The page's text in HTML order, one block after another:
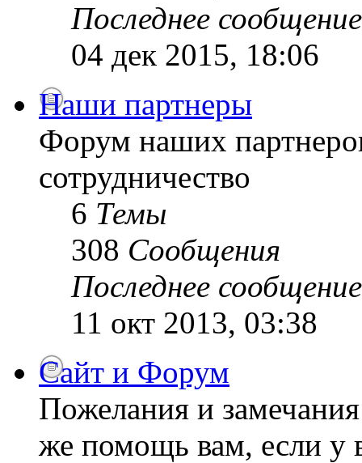
Последнее сообщение
04 дек 2015, 18:06
Наши партнеры
Форум наших
сотрудничество
6 Темы
308 Сообщения
Последнее сообщение
11 окт 2013, 03:38
Сайт и Форум
Пожелания и
же помощь вам, если у